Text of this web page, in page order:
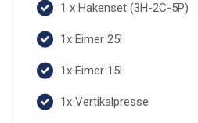
1 x Hakenset (3H-2C-5P)
1x Eimer 25l
1x Eimer 15l
1x Vertikalpresse